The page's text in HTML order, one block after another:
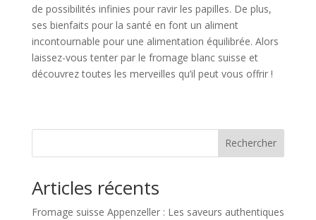
de possibilités infinies pour ravir les papilles. De plus,
ses bienfaits pour la santé en font un aliment
incontournable pour une alimentation équilibrée. Alors
laissez-vous tenter par le fromage blanc suisse et
découvrez toutes les merveilles qu’il peut vous offrir !
Rechercher
Articles récents
Fromage suisse Appenzeller : Les saveurs authentiques